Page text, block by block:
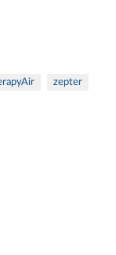
zepter